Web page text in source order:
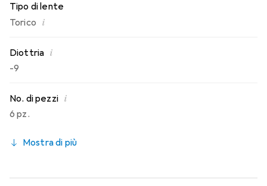
Tipo di lente
Torico i
Diottria i
-9
No. di pezzi i
6 pz.
Mostra di più